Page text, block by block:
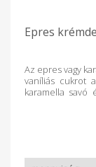
Epres
Az epres vagy
vaníliás cukrot
karamella savó
ordában is